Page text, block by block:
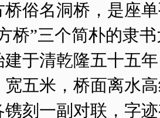
名洞桥，是座单
桥”三个简朴的隶
于清乾隆五十五
宽五米，桥面离水
镌刻一副对联，字